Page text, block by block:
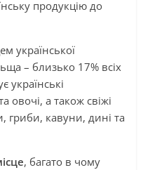
продукцію до
української
– близько 17% всіх
українські
овочі, а також свіжі
гриби, кавуни, дині та
, багато в чому